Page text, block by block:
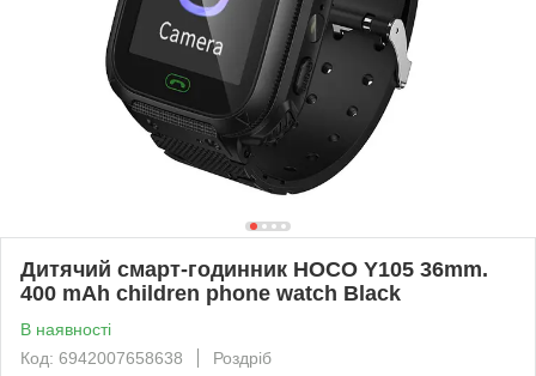
Дитячий смарт-годинник HOCO Y105 36mm.
400 mAh children phone watch Black
В наявності
Код: 6942007658638
Роздріб